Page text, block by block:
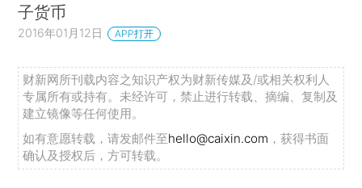
子货币
2016年01月12日 APP打开
财新网所刊载内容之知识产权为财新传媒及/或相关权利人
专属所有或持有。未经许可，禁止进行转载、摘编、复制及
建立镜像等任何使用。
如有意愿转载，请发邮件至hello@caixin.com ，获得书面
确认及授权后，方可转载。